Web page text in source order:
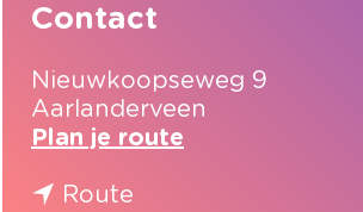
Contact
Nieuwkoopseweg 9
Aarlanderveen
Plan je route
Route